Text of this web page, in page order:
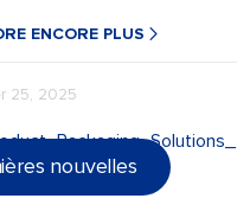
ENCORE PLUS
25, 2025
nouvelles